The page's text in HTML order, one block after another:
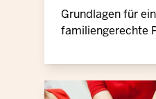
Grundlagen für
familiengerechte